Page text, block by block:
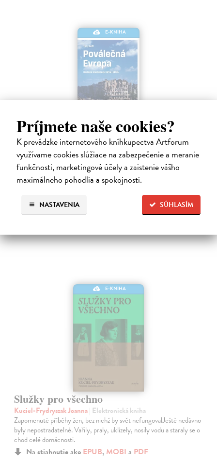
Príjmete naše cookies?
K prevádzke internetového kníhkupectva Artforum
využívame cookies slúžiace na zabezpečenie a meranie
funkčnosti, marketingové účely a zaistenie vášho
maximálneho pohodlia a spokojnosti.
SÚHLASÍM
NASTAVENIA
E-KNIHA
Poválečná Evropa
Judt Tony| Elektronická kniha
V roce 1945 byla Evropa na kolenou. Značnou část evropských zemí
těžce postihlo válečné ničení, masové vraždění, letecké
bombardování a rozvrat.
PDF
41,59 €
E-KNIHA
Služky pro všechno
Kuciel-Frydryszak Joanna| Elektronická kniha
Zapomenuté příběhy žen, bez nichž by svět nefungovalJeště nedávno
byly nepostradatelné. Vařily, praly, uklízely, nosily vodu a staraly se o
chod celé domácnosti.
Na stiahnutie ako EPUB, MOBI a PDF